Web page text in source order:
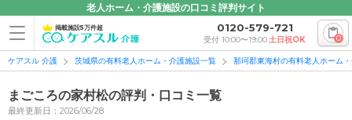
老人ホーム・介護施設の口コミ評判サイト
掲載施設5万件超 0120-579-721
受付 10:00〜19:00土日祝OK 0
ケアスル 介護 茨城県の有料老人ホーム・介護施設一覧 那珂郡東海村の有料老人ホーム
まごころの家村松の評判・口コミ一覧
最終更新日：2026/06/28